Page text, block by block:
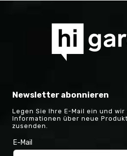
Newsletter abonnieren
Legen Sie Ihre E-Mail ein und
Informationen über neue
zusenden.
E-Mail